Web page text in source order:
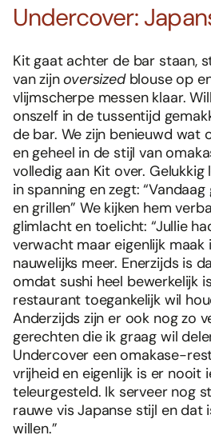
Undercover:
Kit gaat achter de bar staan,
van zijnoversizedblouse op
vlijmscherpe messen klaar.
onszelf in de tussentijd
de bar. We zijn benieuwd wat
en geheel in de stijl van
volledig aan Kit over.
in spanning en zegt:
en grillen” We kijken hem
glimlacht en toelicht: “Jullie
verwacht maar eigenlijk
nauwelijks meer. Enerzijds is
omdat sushi heel bewerkelijk
restaurant toegankelijk wil
Anderzijds zijn er ook nog zo
gerechten die ik graag wil
Undercover een omakase-
vrijheid en eigenlijk is er nooit
teleurgesteld. Ik serveer nog
rauwe vis Japanse stijl en dat
willen.”